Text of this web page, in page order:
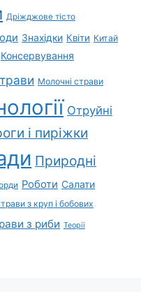
Дріжджове тісто
Знахідки Квіти Китай
Консервування
Молочні страви
Отруйні
і пиріжки
Природні
Роботи Салати
з круп і бобових
з риби Теорії